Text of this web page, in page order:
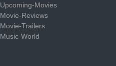
Upcoming-Movies
Movie-Reviews
Movie-Trailers
Music-World